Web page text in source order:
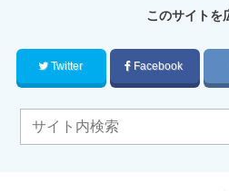
このサイトを
Twitter Facebook